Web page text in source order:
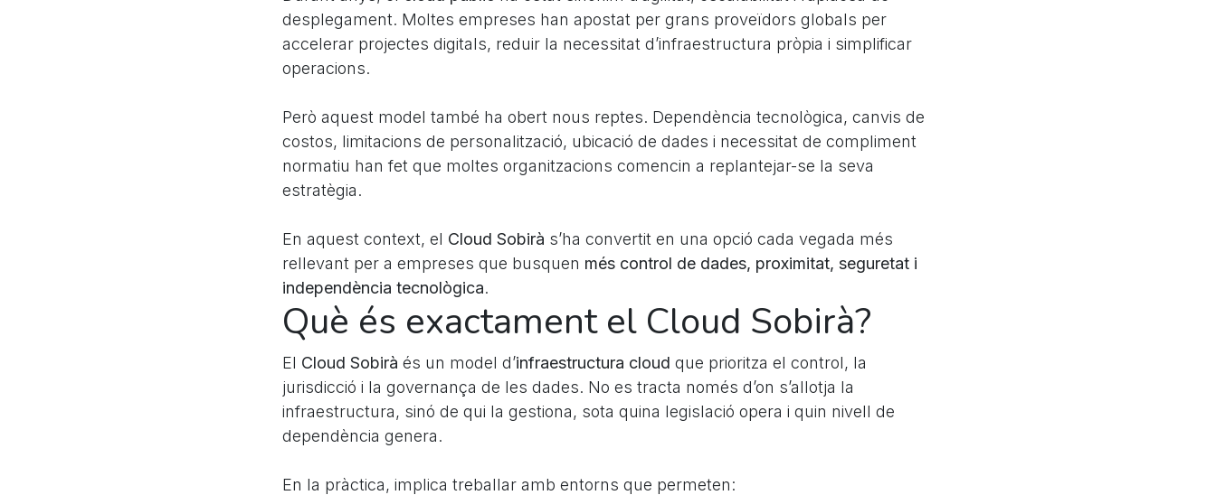
desplegament. Moltes empreses han apostat per grans proveïdors globals per
accelerar projectes digitals, reduir la necessitat d’infraestructura pròpia i simplificar
operacions.
Però aquest model també ha obert nous reptes. Dependència tecnològica, canvis de
costos, limitacions de personalització, ubicació de dades i necessitat de compliment
normatiu han fet que moltes organitzacions comencin a replantejar-se la seva
estratègia.
En aquest context, el Cloud Sobirà s’ha convertit en una opció cada vegada més
rellevant per a empreses que busquen més control de dades, proximitat, seguretat i
independència tecnològica.
Què és exactament el Cloud Sobirà?
El Cloud Sobirà és un model d’infraestructura cloud que prioritza el control, la
jurisdicció i la governança de les dades. No es tracta només d’on s’allotja la
infraestructura, sinó de qui la gestiona, sota quina legislació opera i quin nivell de
dependència genera.
En la pràctica, implica treballar amb entorns que permeten: